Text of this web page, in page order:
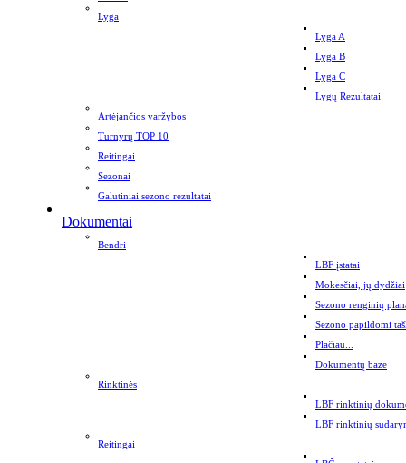
Lyga
Lyga A
Lyga B
Lyga C
Lygų Rezultatai
Artėjančios varžybos
Turnyrų TOP 10
Reitingai
Sezonai
Galutiniai sezono rezultatai
Dokumentai
Bendri
LBF įstatai
Mokesčiai, jų dydžiai
Sezono renginių
Sezono papildomi
Plačiau...
Dokumentų bazė
Rinktinės
LBF rinktinių
LBF rinktinių
Reitingai